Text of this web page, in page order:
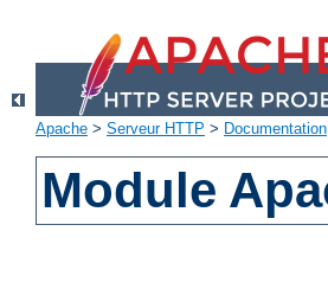
Apache > Serveur HTTP > Documentation
Module